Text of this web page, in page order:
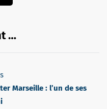
…
Marseille : l’un de ses